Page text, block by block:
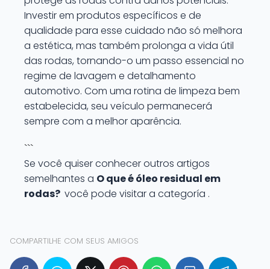
Investir em produtos específicos e de
qualidade para esse cuidado não só melhora
a estética, mas também prolonga a vida útil
das rodas, tornando-o um passo essencial no
regime de lavagem e detalhamento
automotivo. Com uma rotina de limpeza bem
estabelecida, seu veículo permanecerá
sempre com a melhor aparência.
```
Se você quiser conhecer outros artigos
semelhantes a O que é óleo residual em
rodas? você pode visitar a categoría .
COMPARTILHE COM SEUS AMIGOS